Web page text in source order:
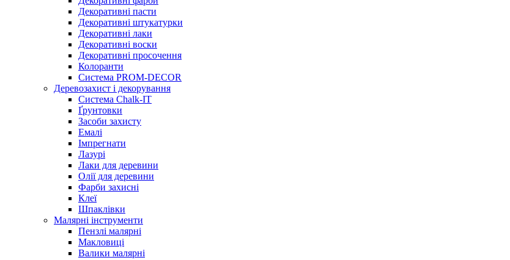
Декоративні пасти
Декоративні штукатурки
Декоративні лаки
Декоративні воски
Декоративні просочення
Колоранти
Система PROM-DECOR
Деревозахист і декорування
Система Chalk-IT
Ґрунтовки
Засоби захисту
Емалі
Імпрегнати
Лазурі
Лаки для деревини
Олії для деревини
Фарби захисні
Клеї
Шпаклівки
Малярні інструменти
Пензлі малярні
Макловиці
Валики малярні